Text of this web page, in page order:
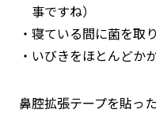
事ですね）
寝ている間に菌を取
いびきをほとんどか
鼻腔拡張テープを貼っ